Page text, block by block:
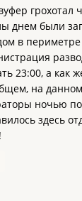
грохотал
днем были
в
23:00, а как
на
ночью
здесь